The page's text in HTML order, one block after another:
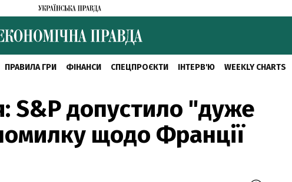
ПРАВИЛА ГРИ ФІНАНСИ СПЕЦПРОЄКТИ ІНТЕРВ'Ю WEEKLY CHARTS
S&P допустило "дуже
щодо Франції